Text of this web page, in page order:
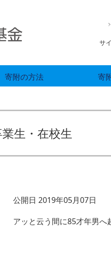
サ
寄附の方法 寄
生・在校生
公開日 2019年05月07日
アッと云う間に85才年男へ